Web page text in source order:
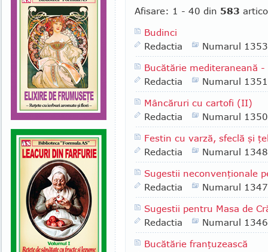
Afisare: 1 - 40 din 583
Budinci
Redactia
Numarul 1353
Bucătărie mediteraneană -
Redactia
Numarul 1351
Mâncăruri cu cartofi (II)
Redactia
Numarul 1350
Festin cu varză, sfeclă şi
Redactia
Numarul 1348
Sugestii neconvenţionale
Redactia
Numarul 1347
Sugestii pentru Masa de
Redactia
Numarul 1346
Bucătărie franţuzească